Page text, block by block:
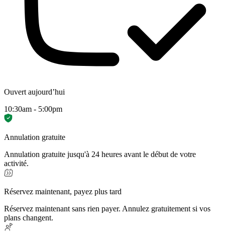
Ouvert aujourd’hui
10:30am - 5:00pm
Annulation gratuite
Annulation gratuite jusqu'à 24 heures avant le début de votre
activité.
Réservez maintenant, payez plus tard
Réservez maintenant sans rien payer. Annulez gratuitement si vos
plans changent.